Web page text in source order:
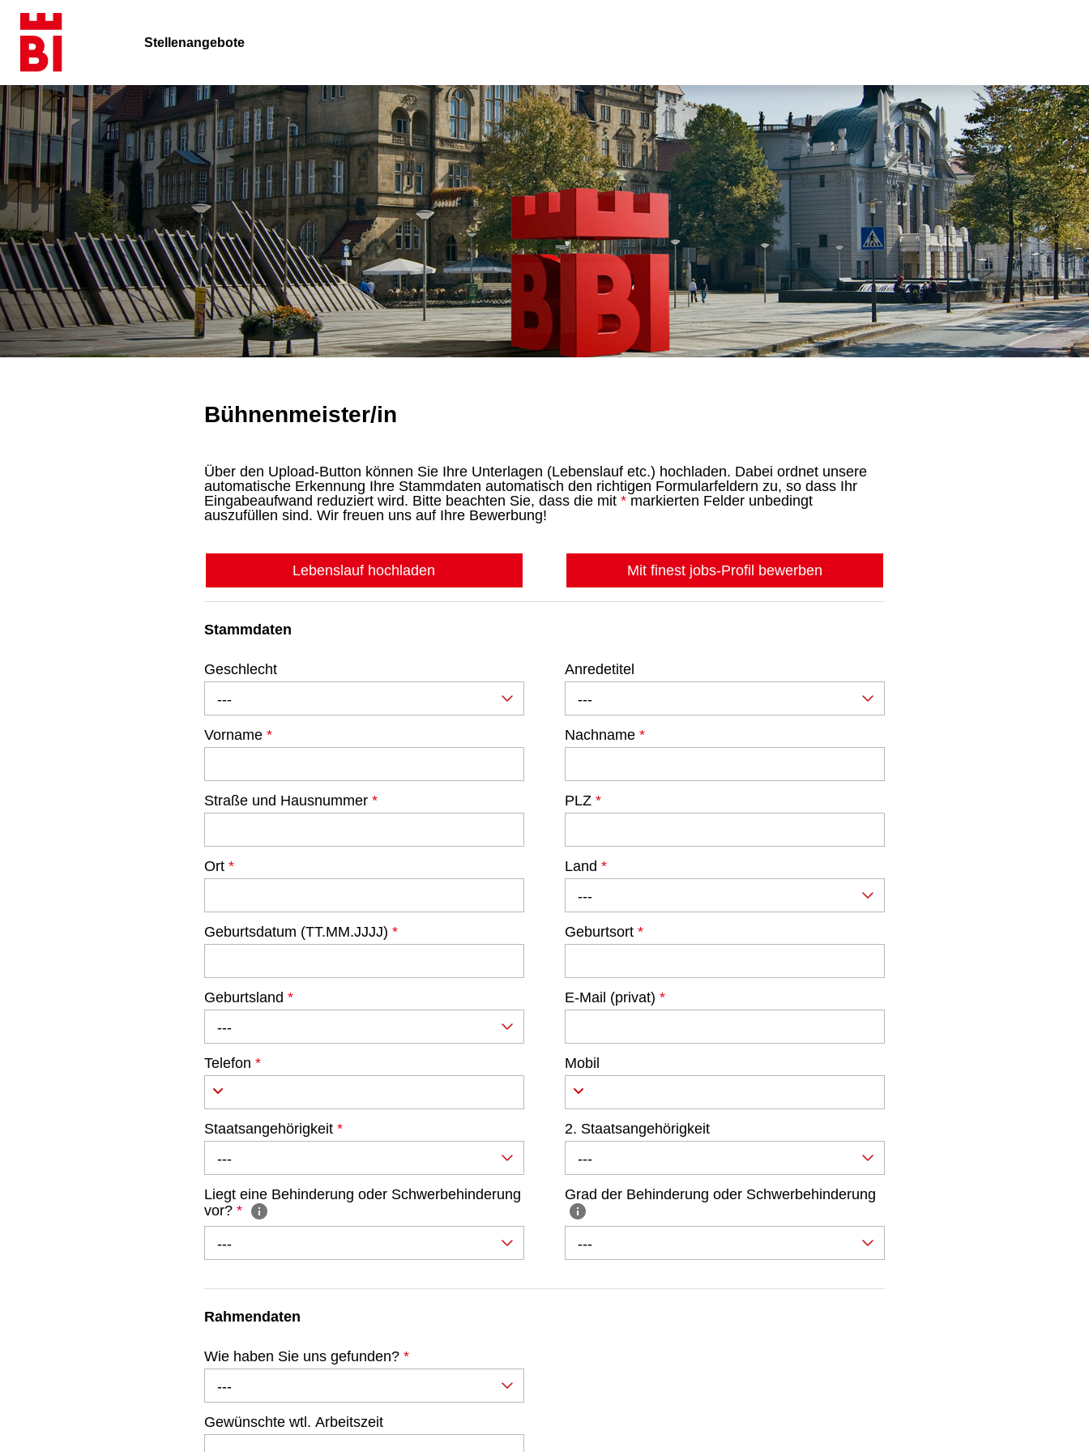
Stellenangebote
Bühnenmeister/in
Über den Upload-Button können Sie Ihre Unterlagen (Lebenslauf etc.) hochladen. Dabei ordnet unsere
automatische Erkennung Ihre Stammdaten automatisch den richtigen Formularfeldern zu, so dass Ihr
Eingabeaufwand reduziert wird. Bitte beachten Sie, dass die mit * markierten Felder unbedingt
auszufüllen sind. Wir freuen uns auf Ihre Bewerbung!
Lebenslauf hochladen Mit finest jobs-Profil bewerben
Stammdaten
Geschlecht
---
Anredetitel
---
Vorname * Nachname*
Straße und Hausnummer * PLZ*
Ort * Land*
---
Geburtsdatum (TT.MM.JJJJ) * Geburtsort*
Geburtsland *
---
E-Mail (privat)*
Telefon * Mobil
Staatsangehörigkeit *
---
2. Staatsangehörigkeit
---
Liegt eine Behinderung oder Schwerbehinderung
vor? *
---
Grad der Behinderung oder Schwerbehinderung
---
Rahmendaten
Wie haben Sie uns gefunden? *
---
Gewünschte wtl. Arbeitszeit